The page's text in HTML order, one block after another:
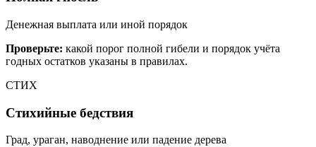
Денежная выплата или иной порядок
Проверьте: какой порог полной гибели и порядок учёта
годных остатков указаны в правилах.
СТИХ
Стихийные бедствия
Град, ураган, наводнение или падение дерева